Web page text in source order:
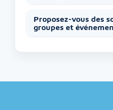
Proposez-vous des
groupes et